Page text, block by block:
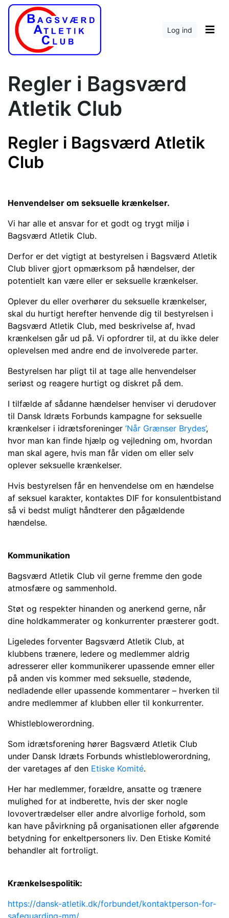
Log ind
Regler i Bagsværd
Atletik Club
Regler i Bagsværd Atletik
Club
Henvendelser om seksuelle krænkelser.
Vi har alle et ansvar for et godt og trygt miljø i
Bagsværd Atletik Club.
Derfor er det vigtigt at bestyrelsen i Bagsværd Atletik
Club bliver gjort opmærksom på hændelser, der
potentielt kan være eller er seksuelle krænkelser.
Oplever du eller overhører du seksuelle krænkelser,
skal du hurtigt herefter henvende dig til bestyrelsen i
Bagsværd Atletik Club, med beskrivelse af, hvad
krænkelsen går ud på. Vi opfordrer til, at du ikke deler
oplevelsen med andre end de involverede parter.
Bestyrelsen har pligt til at tage alle henvendelser
seriøst og reagere hurtigt og diskret på dem.
I tilfælde af sådanne hændelser henviser vi derudover
til Dansk Idræts Forbunds kampagne for seksuelle
krænkelser i idrætsforeninger ’Når Grænser Brydes’,
hvor man kan finde hjælp og vejledning om, hvordan
man skal agere, hvis man får viden om eller selv
oplever seksuelle krænkelser.
Hvis bestyrelsen får en henvendelse om en hændelse
af seksuel karakter, kontaktes DIF for konsulentbistand
så vi bedst muligt håndterer den pågældende
hændelse.
Kommunikation
Bagsværd Atletik Club vil gerne fremme den gode
atmosfære og sammenhold.
Støt og respekter hinanden og anerkend gerne, når
dine holdkammerater og konkurrenter præsterer godt.
Ligeledes forventer Bagsværd Atletik Club, at
klubbens trænere, ledere og medlemmer aldrig
adresserer eller kommunikerer upassende emner eller
på anden vis kommer med seksuelle, stødende,
nedladende eller upassende kommentarer – hverken til
andre medlemmer af klubben eller til konkurrenter.
Whistleblowerordning.
Som idrætsforening hører Bagsværd Atletik Club
under Dansk Idræts Forbunds whistleblowerordning,
der varetages af den Etiske Komité.
Her har medlemmer, forældre, ansatte og trænere
mulighed for at indberette, hvis der sker nogle
lovovertrædelser eller andre alvorlige forhold, som
kan have påvirkning på organisationen eller afgørende
betydning for enkeltpersoners liv. Den Etiske Komité
behandler alt fortroligt.
Krænkelsespolitik:
https://dansk-atletik.dk/forbundet/kontaktperson-for-
safeguarding-mm/